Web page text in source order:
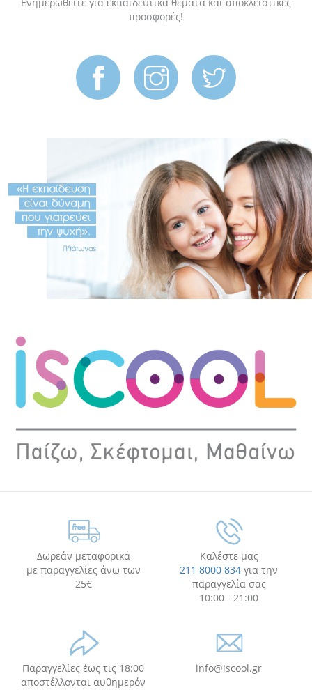
προσφορές!
Δωρεάν μεταφορικά
με παραγγελίες άνω των
25€
Καλέστε μας
211 8000 834 για την
παραγγελία σας
10:00 - 21:00
Παραγγελίες έως τις 18:00
αποστέλλονται αυθημερόν
info@iscool.gr